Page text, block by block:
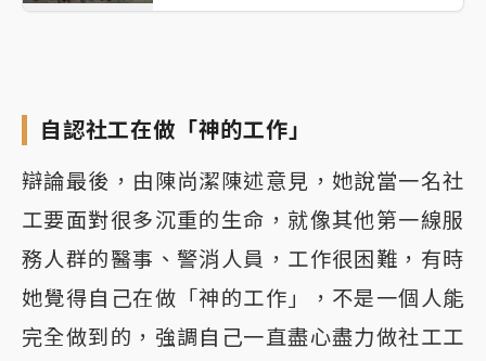
自認社工在做「神的工作」
辯論最後，由陳尚潔陳述意見，她說當一名社
工要面對很多沉重的生命，就像其他第一線服
務人群的醫事、警消人員，工作很困難，有時
她覺得自己在做「神的工作」，不是一個人能
完全做到的，強調自己一直盡心盡力做社工工